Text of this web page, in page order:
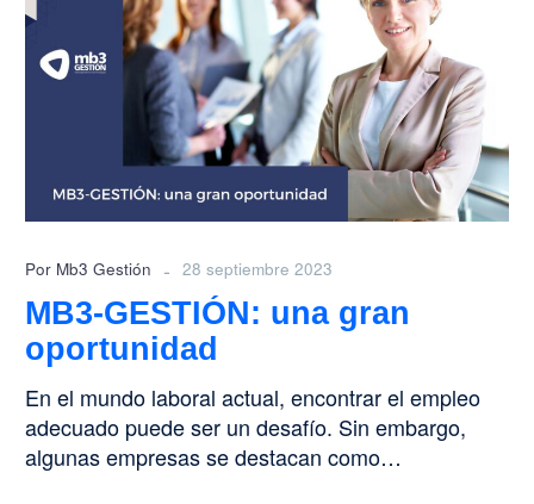
una
gran
oportunidad
Por Mb3 Gestión - 28 septiembre 2023
MB3-GESTIÓN: una gran
oportunidad
En el mundo laboral actual, encontrar el empleo
adecuado puede ser un desafío. Sin embargo,
algunas empresas se destacan como…